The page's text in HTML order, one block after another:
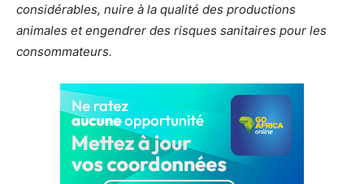
considérables, nuire à la qualité des productions
animales et engendrer des risques sanitaires pour les
consommateurs.